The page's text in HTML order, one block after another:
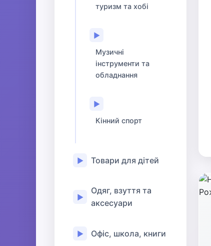
туризм та хобі
▶
Музичні
інструменти та
обладнання
▶
Кінний спорт
▶ Товари для дітей
▶
Одяг, взуття та
аксесуари
▶ Офіс, школа, книги